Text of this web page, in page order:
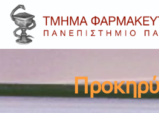
Skip to main content